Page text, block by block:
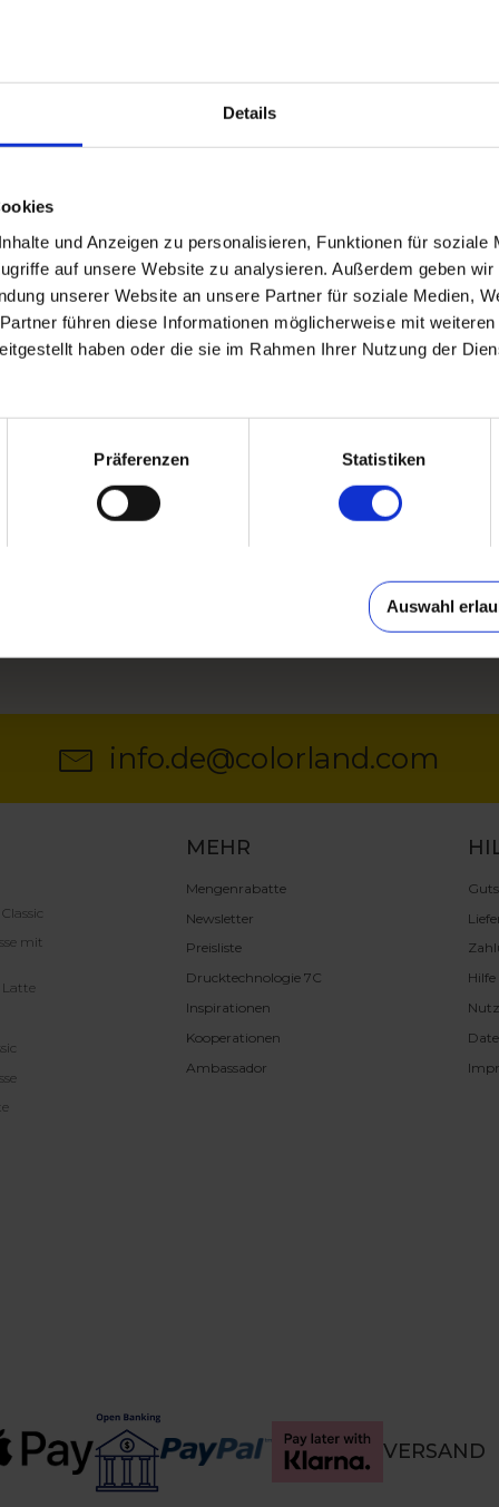
Details
und Anzeigen zu personalisieren, Funktionen für soziale
auf unsere Website zu analysieren. Außerdem geben wir
unserer Website an unsere Partner für soziale Medien,
führen diese Informationen möglicherweise mit weiteren
haben oder die sie im Rahmen Ihrer Nutzung der
Präferenzen Statistiken
Auswahl
TAUTH- WEBER
Fotobücher in guter
TAMARA
Ich habe schon oft Foto-
bestellt. Und das würde ich
info.de@colorland.com
mit
Latte
MEHR
Mengenrabatte
Newsletter
Preisliste
Drucktechnologie 7C
Inspirationen
Kooperationen
Ambassador
VERSAND